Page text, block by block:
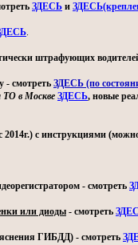
ЗДЕСЬ и
.
штрафующих
- смотреть ЗДЕСЬ (по
ТО в Москве ЗДЕСЬ, новые
с инструкциями
- смотреть
или диоды - смотреть
ГИБДД) - смотреть